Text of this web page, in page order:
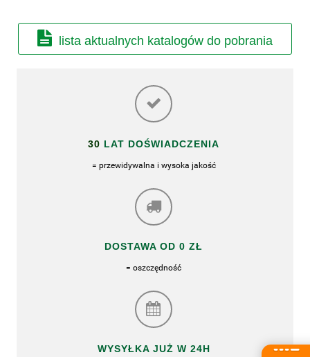
lista aktualnych katalogów do pobrania
30 LAT DOŚWIADCZENIA
= przewidywalna i wysoka jakość
DOSTAWA OD 0 ZŁ
= oszczędność
WYSYŁKA JUŻ W 24H